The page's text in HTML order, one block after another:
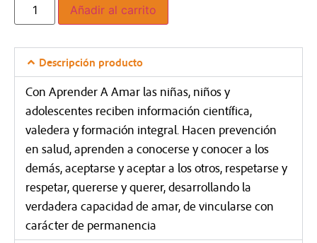
Añadir al carrito
Descripción producto
Con Aprender A Amar las niñas, niños y
adolescentes reciben información científica,
valedera y formación integral. Hacen prevención
en salud, aprenden a conocerse y conocer a los
demás, aceptarse y aceptar a los otros, respetarse y
respetar, quererse y querer, desarrollando la
verdadera capacidad de amar, de vincularse con
carácter de permanencia